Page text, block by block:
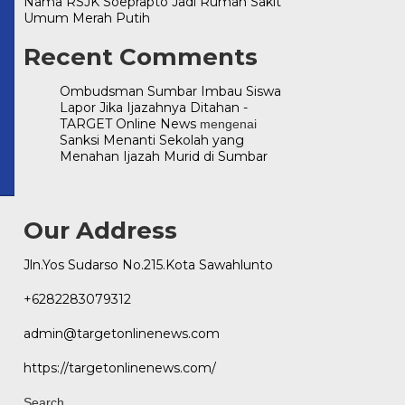
Umum Merah Putih
Recent Comments
Ombudsman Sumbar Imbau Siswa
Lapor Jika Ijazahnya Ditahan -
TARGET Online Newsmengenai
Sanksi Menanti Sekolah yang
Menahan Ijazah Murid di Sumbar
Our Address
Jln.Yos Sudarso No.215.Kota Sawahlunto
+6282283079312
admin@targetonlinenews.com
https://targetonlinenews.com/